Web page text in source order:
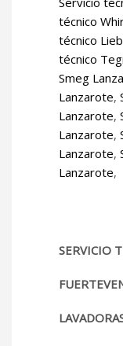
técnico
técnico
técnico
Smeg
Lanzarote,
Lanzarote,
Lanzarote,
Lanzarote,
Lanzarote,
SERVICIO